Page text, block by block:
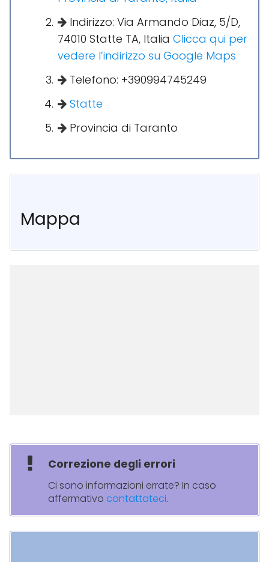
Indirizzo: Via Armando Diaz, 5/D,
74010 Statte TA, Italia Clicca qui per
vedere l’indirizzo su Google Maps
Telefono: +390994745249
Statte
Provincia di Taranto
Mappa
Correzione degli errori
Ci sono informazioni errate? In caso
affermativo contattateci.